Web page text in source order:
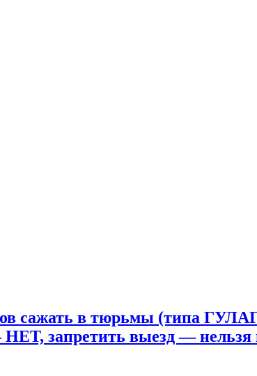
сажать в тюрьмы (типа
запретить выезд — нельзя